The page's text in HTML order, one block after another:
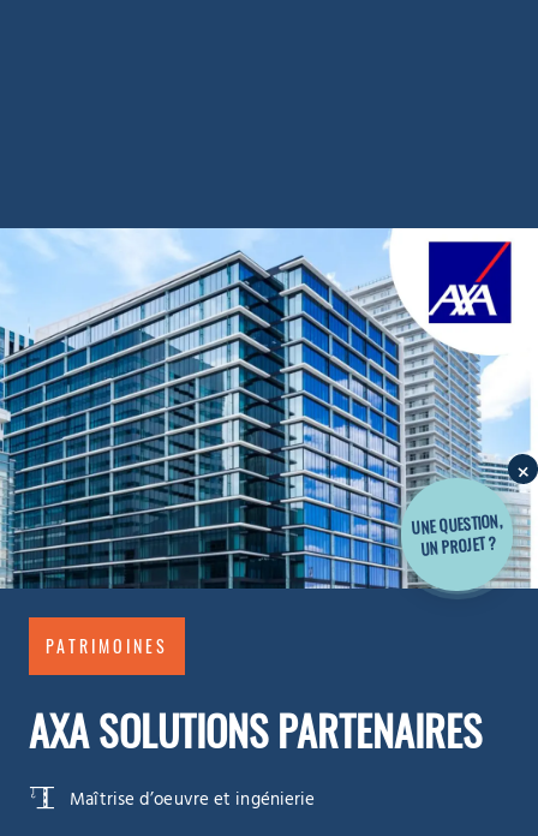
PATRIMOINES
AXA SOLUTIONS PARTENAIRES
Maîtrise d’oeuvre et ingénierie
×
UNE QUESTION,
UN PROJET ?